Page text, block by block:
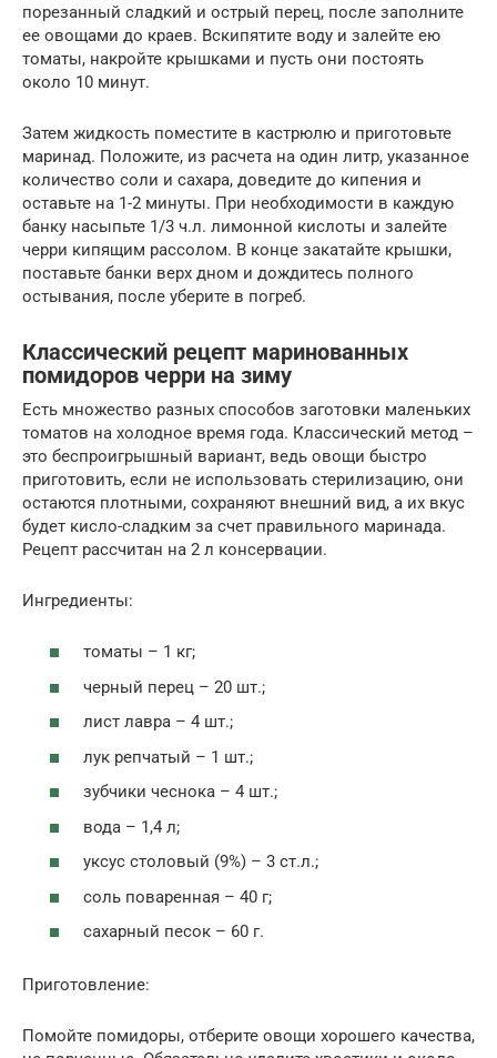
порезанный сладкий и острый перец, после заполните
ее овощами до краев. Вскипятите воду и залейте ею
томаты, накройте крышками и пусть они постоять
около 10 минут.
Затем жидкость поместите в кастрюлю и приготовьте
маринад. Положите, из расчета на один литр, указанное
количество соли и сахара, доведите до кипения и
оставьте на 1-2 минуты. При необходимости в каждую
банку насыпьте 1/3 ч.л. лимонной кислоты и залейте
черри кипящим рассолом. В конце закатайте крышки,
поставьте банки верх дном и дождитесь полного
остывания, после уберите в погреб.
Классический рецепт маринованных
помидоров черри на зиму
Есть множество разных способов заготовки маленьких
томатов на холодное время года. Классический метод –
это беспроигрышный вариант, ведь овощи быстро
приготовить, если не использовать стерилизацию, они
остаются плотными, сохраняют внешний вид, а их вкус
будет кисло-сладким за счет правильного маринада.
Рецепт рассчитан на 2 л консервации.
Ингредиенты:
томаты – 1 кг;
черный перец – 20 шт.;
лист лавра – 4 шт.;
лук репчатый – 1 шт.;
зубчики чеснока – 4 шт.;
вода – 1,4 л;
уксус столовый (9%) – 3 ст.л.;
соль поваренная – 40 г;
сахарный песок – 60 г.
Приготовление:
Помойте помидоры, отберите овощи хорошего качества,